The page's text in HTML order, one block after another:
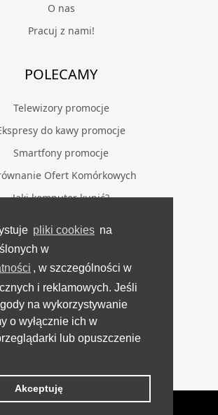
pliki cookies na
w
, w szczególności w
i reklamowych. Jeśli
na wykorzystywanie
o wyłącznie ich w
lub opuszczenie
Akceptuję
O nas
Pracuj z nami!
POLECAMY
Telewizory promocje
do kawy promocje
Smartfony promocje
Ofert Komórkowych
Jaki komputer kupić?
BĄDŹ NA BIEŻĄCO
Facebook
Testerzy Videotestów
YouTube
Twitter
Wszelkie prawa zastrzeżone